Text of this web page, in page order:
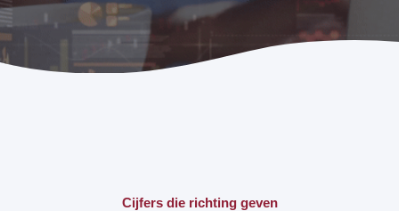
Cijfers die richting geven